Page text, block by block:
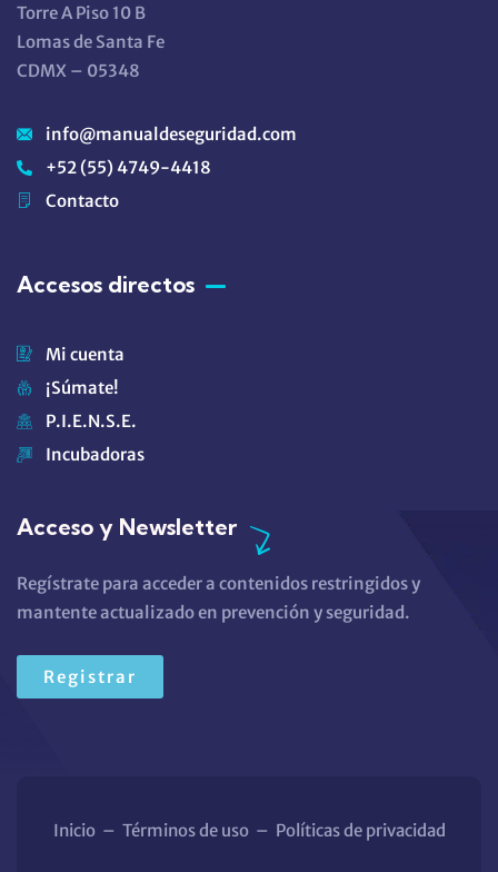
Torre A Piso 10 B
Lomas de Santa Fe
CDMX – 05348
info@manualdeseguridad.com
+52 (55) 4749-4418
Contacto
Accesos directos
Mi cuenta
¡Súmate!
P.I.E.N.S.E.
Incubadoras
Acceso y Newsletter
Regístrate para acceder a contenidos restringidos y
mantente actualizado en prevención y seguridad.
Registrar
Inicio– Términos de uso– Políticas de privacidad